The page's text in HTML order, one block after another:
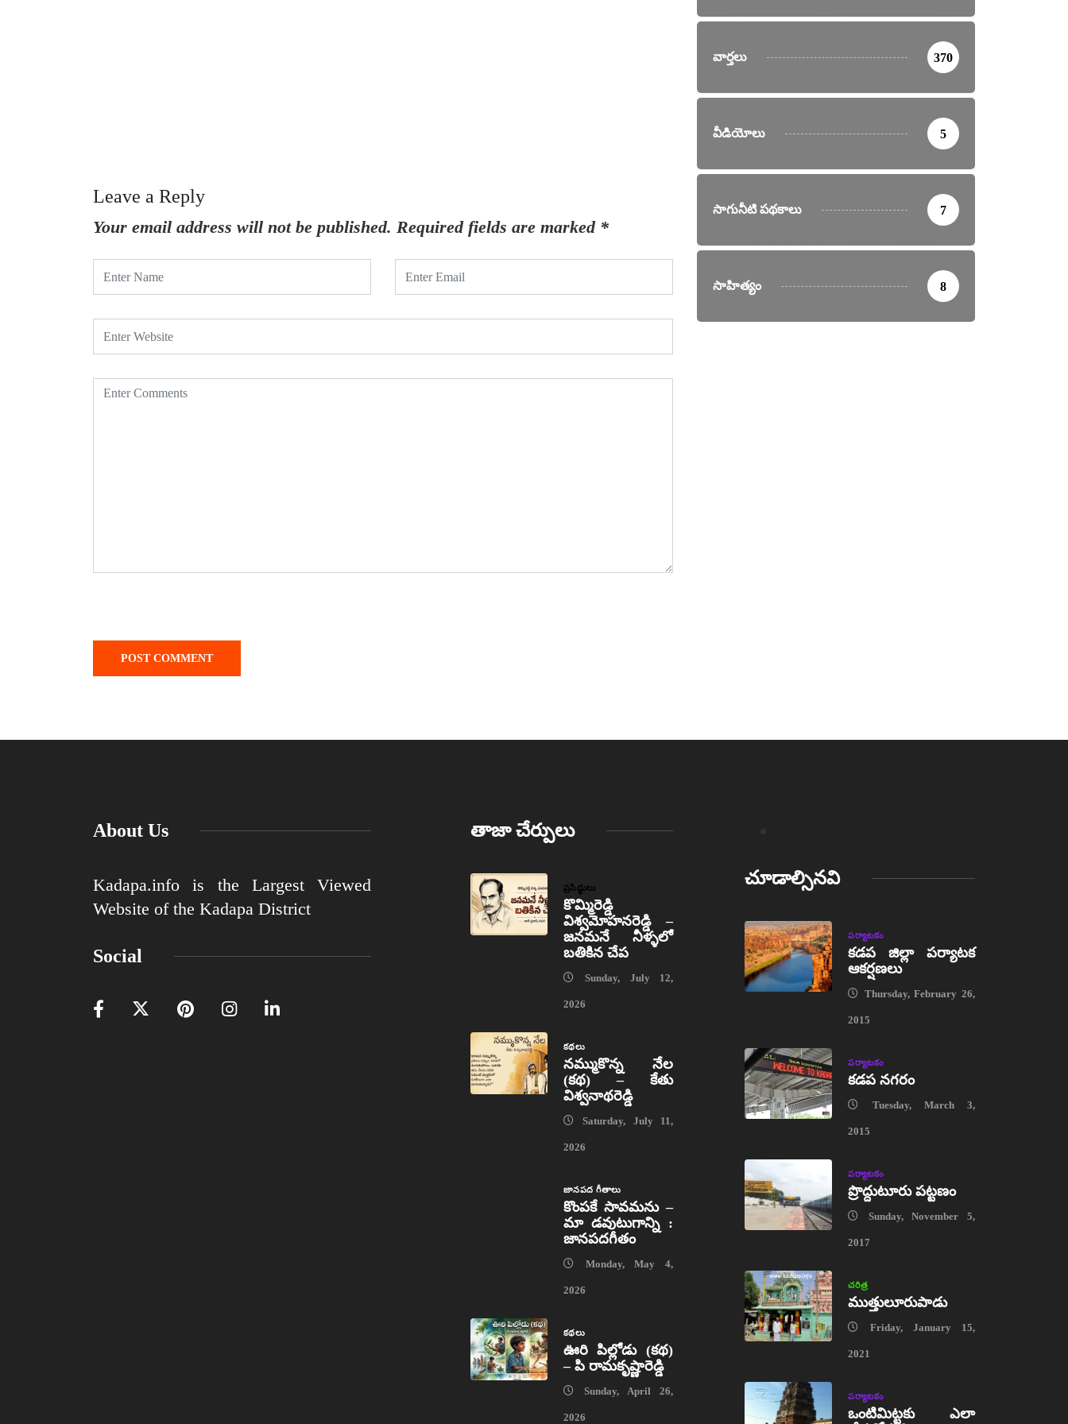
Leave a Reply
Your email address will not be published. Required fields are marked *
వార్తలు 370
వీడియోలు 5
సాగునీటి పథకాలు 7
సాహిత్యం 8
About Us
Kadapa.info is the Largest Viewed
Website of the Kadapa District
Social
తాజా చేర్పులు
ప్రసిద్ధులు
కొమ్మిరెడ్డి
విశ్వమోహనరెడ్డి –
జనమనే నీళ్ళలో
బతికిన చేప
Sunday, July 12,
2026
కథలు
నమ్ముకొన్న నేల
(కథ) – కేతు
విశ్వనాథరెడ్డి
Saturday, July 11,
2026
జానపద గీతాలు
కొంపకే సావమను –
మా డవుటుగాన్ని :
జానపదగీతం
Monday, May 4,
2026
కథలు
ఊరి పిల్లోడు (కథ)
– పి రామకృష్ణారెడ్డి
Sunday, April 26,
2026
చూడాల్సినవి
పర్యాటకం
కడప జిల్లా పర్యాటక
ఆకర్షణలు
Thursday, February 26,
2015
పర్యాటకం
కడప నగరం
Tuesday, March 3,
2015
పర్యాటకం
ప్రొద్దుటూరు పట్టణం
Sunday, November 5,
2017
చరిత్ర
ముత్తులూరుపాడు
Friday, January 15,
2021
పర్యాటకం
ఒంటిమిట్టకు ఎలా